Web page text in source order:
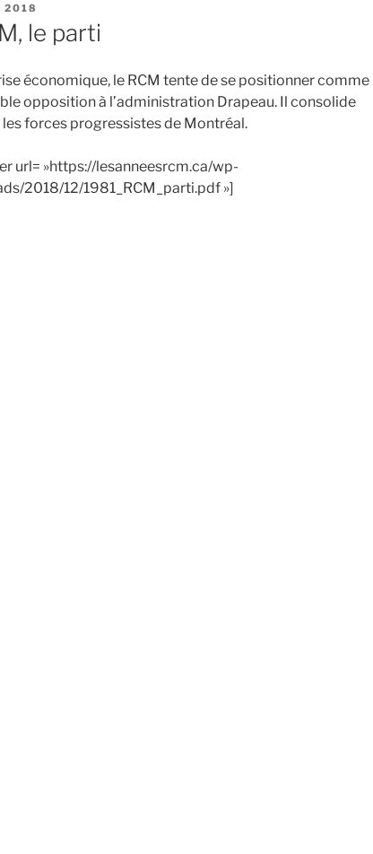
2018
le parti
économique, le RCM tente de se positionner comme
opposition à l’administration Drapeau. Il consolide
les forces progressistes de Montréal.
url= »https://lesanneesrcm.ca/wp-
2018/12/1981_RCM_parti.pdf »]